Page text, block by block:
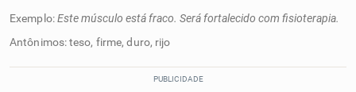
Exemplo:Este músculo está fraco. Será fortalecido com fisioterapia.
Antônimos: teso, firme, duro, rijo